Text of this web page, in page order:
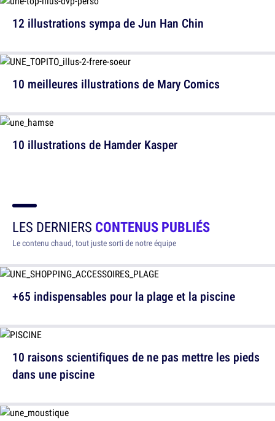
12 illustrations sympa de Jun Han Chin
10 illustrations de Hamder Kasper
10 meilleures illustrations de Mary Comics
LES DERNIERS CONTENUS PUBLIÉS
Le contenu chaud, tout juste sorti de notre équipe
+65 indispensables pour la plage et la piscine
10 raisons scientifiques de ne pas mettre les pieds
dans une piscine